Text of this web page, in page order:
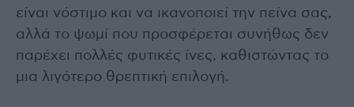
είναι νόστιμο και να ικανοποιεί την πείνα σας,
αλλά το ψωμί που προσφέρεται συνήθως δεν
παρέχει πολλές φυτικές ίνες, καθιστώντας το
μια λιγότερο θρεπτική επιλογή.